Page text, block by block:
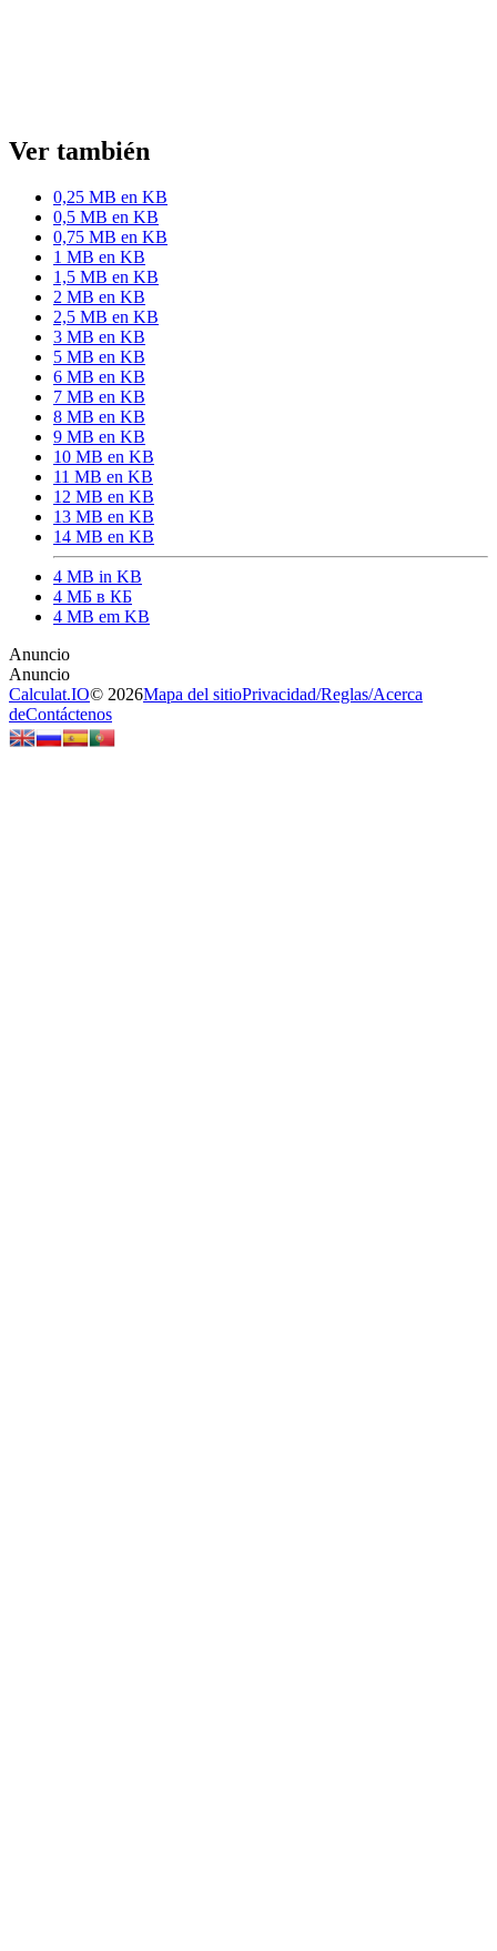
Ver también
0,25 MB en KB
0,5 MB en KB
0,75 MB en KB
1 MB en KB
1,5 MB en KB
2 MB en KB
2,5 MB en KB
3 MB en KB
5 MB en KB
6 MB en KB
7 MB en KB
8 MB en KB
9 MB en KB
10 MB en KB
11 MB en KB
12 MB en KB
13 MB en KB
14 MB en KB
4 MB in KB
4 МБ в КБ
4 MB em KB
Calculat.IO© 2026Mapa del sitioPrivacidad/Reglas/Acerca
deContáctenos